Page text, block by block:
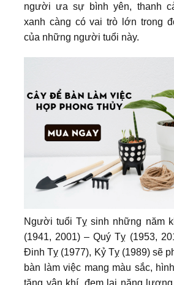
người ưa sự bình yên, thanh
xanh càng có vai trò lớn trong
của những người tuổi này.
Người tuổi Tỵ sinh những năm
(1941, 2001) – Quý Tỵ (1953,
Đinh Tỵ (1977), Kỷ Tỵ (1989) sẽ
bàn làm việc mang màu sắc,